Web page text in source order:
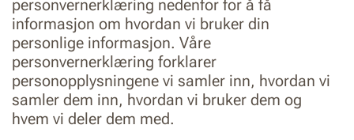
personvernerklæring nedenfor for å få
informasjon om hvordan vi bruker din
personlige informasjon. Våre
personvernerklæring forklarer
personopplysningene vi samler inn, hvordan vi
samler dem inn, hvordan vi bruker dem og
hvem vi deler dem med.